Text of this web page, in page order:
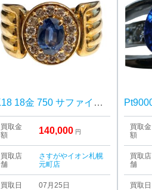
K18 18金 750 サファイア・メレダイヤモンド リング 札幌市 東区 元町
買取金
額
140,000 円
買取店
舗
さすがやイオン札幌
元町店
買取日 07月25日
買取金
額
買取店
舗
買取日